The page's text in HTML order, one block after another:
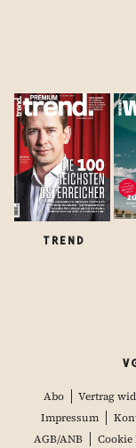
TREND
Abo Vertrag
Impressum
AGB/ANB